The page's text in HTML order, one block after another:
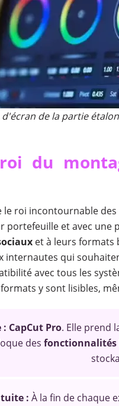
d'écran de la partie
du
le roi incontournable des
portefeuille et avec
et à leurs formats
internautes qui
avec tous les
y sont lisibles,
CapCut Pro. Elle prend
des fonctionnalités
: À la fin de chaque